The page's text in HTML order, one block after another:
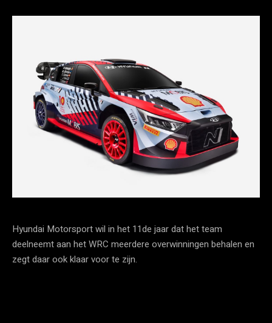
Hyundai Motorsport wil in het 11de jaar dat het team
deelneemt aan het WRC meerdere overwinningen behalen en
zegt daar ook klaar voor te zijn.